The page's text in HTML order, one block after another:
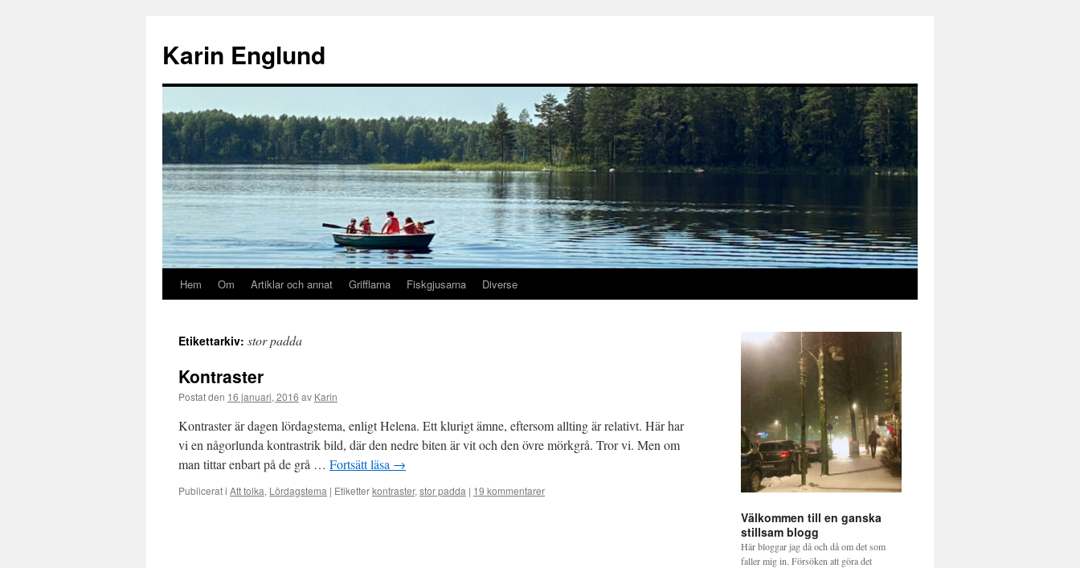
innehåll
Karin Englund
Hem Om Artiklar och annat Grifflarna Fiskgjusarna Diverse
Etikettarkiv: stor padda
Kontraster
Postat den 16 januari, 2016 av Karin
Kontraster är dagen lördagstema, enligt Helena. Ett klurigt ämne, eftersom allting är relativt. Här har
vi en någorlunda kontrastrik bild, där den nedre biten är vit och den övre mörkgrå. Tror vi. Men om
man tittar enbart på de grå … Fortsätt läsa →
Publicerat i Att tolka, Lördagstema | Etiketterkontraster, stor padda | 19 kommentarer
Välkommen till en ganska
stillsam blogg
Här bloggar jag då och då om det som
faller mig in. Försöken att göra det